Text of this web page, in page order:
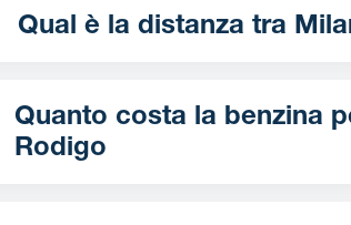
Qual è la
Quanto costa la benzina per
Rodigo